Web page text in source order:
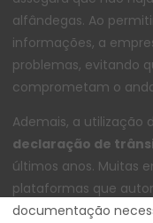
alfândegas. Ao
informações, a
problemas, evitando
comprometam o
Ademais, a utilização
declaração de
últimos anos. Muitas
plataformas que
documentação